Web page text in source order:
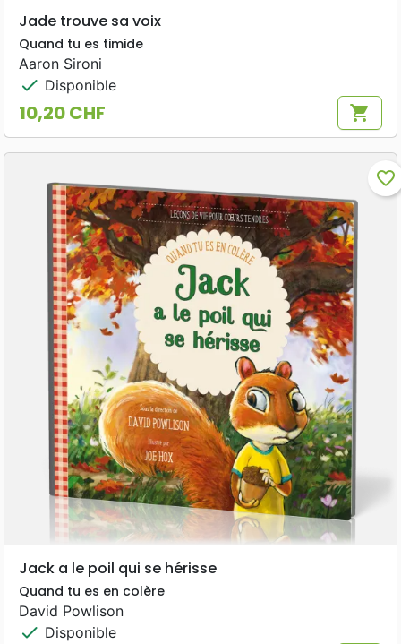
Jade trouve sa voix
Quand tu es timide
Aaron Sironi
check Disponible
Prix
10,20 CHF shopping_cart
favorite_border
Jack a le poil qui se hérisse
Quand tu es en colère
David Powlison
check Disponible